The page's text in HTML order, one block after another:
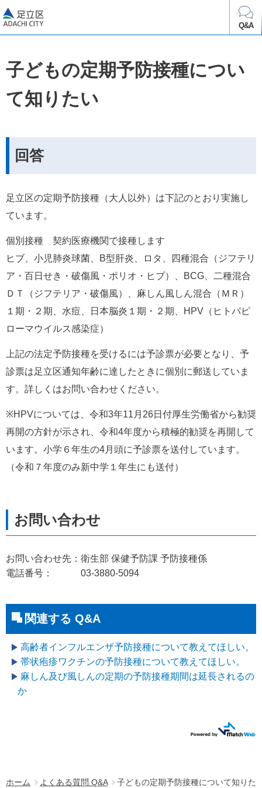
Q&A
ホーム よくある質問 Q&A 子どもの定期予防接種について知りた
子どもの定期予防接種につい
て知りたい
回答
足立区の定期予防接種（大人以外）は下記のとおり実施し
ています。
個別接種　契約医療機関で接種します
ヒブ、小児肺炎球菌、B型肝炎、ロタ、四種混合（ジフテリ
ア・百日せき・破傷風・ポリオ・ヒブ）、BCG、二種混合
ＤＴ（ジフテリア・破傷風）、麻しん風しん混合（ＭＲ）
１期・２期、水痘、日本脳炎１期・２期、HPV（ヒトパピ
ローマウイルス感染症）
上記の法定予防接種を受けるには予診票が必要となり、予
診票は足立区通知年齢に達したときに個別に郵送していま
す。詳しくはお問い合わせください。
※HPVについては、令和3年11月26日付厚生労働省から勧奨
再開の方針が示され、令和4年度から積極的勧奨を再開して
います。小学６年生の4月頭に予診票を送付しています。
（令和７年度のみ新中学１年生にも送付）
お問い合わせ先：衛生部 保健予防課 予防接種係
電話番号： 03-3880-5094
関連する Q&A
高齢者インフルエンザ予防接種について教えてほしい。
帯状疱疹ワクチンの予防接種について教えてほしい。
麻しん及び風しんの定期の予防接種期間は延長されるの
か